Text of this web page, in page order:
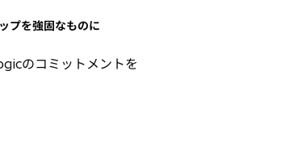
プを強固なものに
のコミットメントを